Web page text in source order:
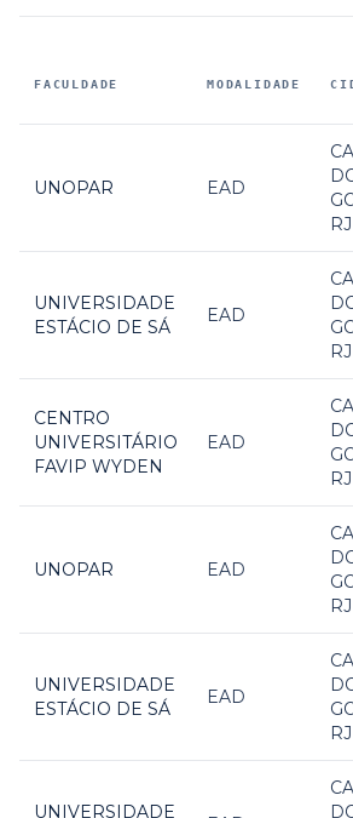
FACULDADE MODALIDADE
UNOPAR EAD
RJ
UNIVERSIDADE
ESTÁCIO DE SÁ
EAD
RJ
CENTRO
UNIVERSITÁRIO
FAVIP WYDEN
EAD
RJ
UNOPAR EAD
RJ
UNIVERSIDADE
ESTÁCIO DE SÁ
EAD
RJ
UNIVERSIDADE